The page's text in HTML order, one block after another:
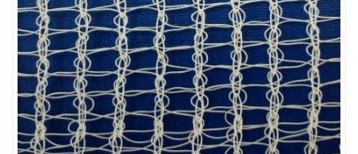
LƯỚI HÀNG RÀO HÌNH CHỮ NHẬT